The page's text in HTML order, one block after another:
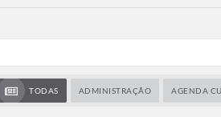
TODAS ADMINISTRAÇÃO AGENDA